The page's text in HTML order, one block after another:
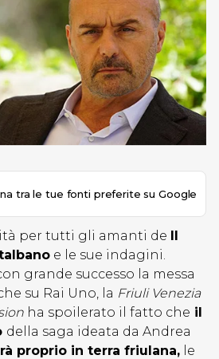
tra le tue fonti preferite su Google
per tutti gli amanti de Il
e le sue indagini.
grande successo la messa
su Rai Uno, la Friuli Venezia
ha spoilerato il fatto che il
della saga ideata da Andrea
proprio in terra friulana, le